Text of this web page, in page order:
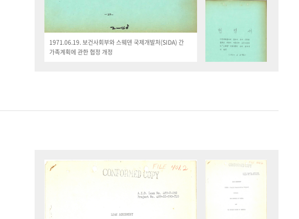
1971.06.19. 보건사회부와 스웨덴 국제개발처(SIDA) 간
가족계획에 관한 협정 개정